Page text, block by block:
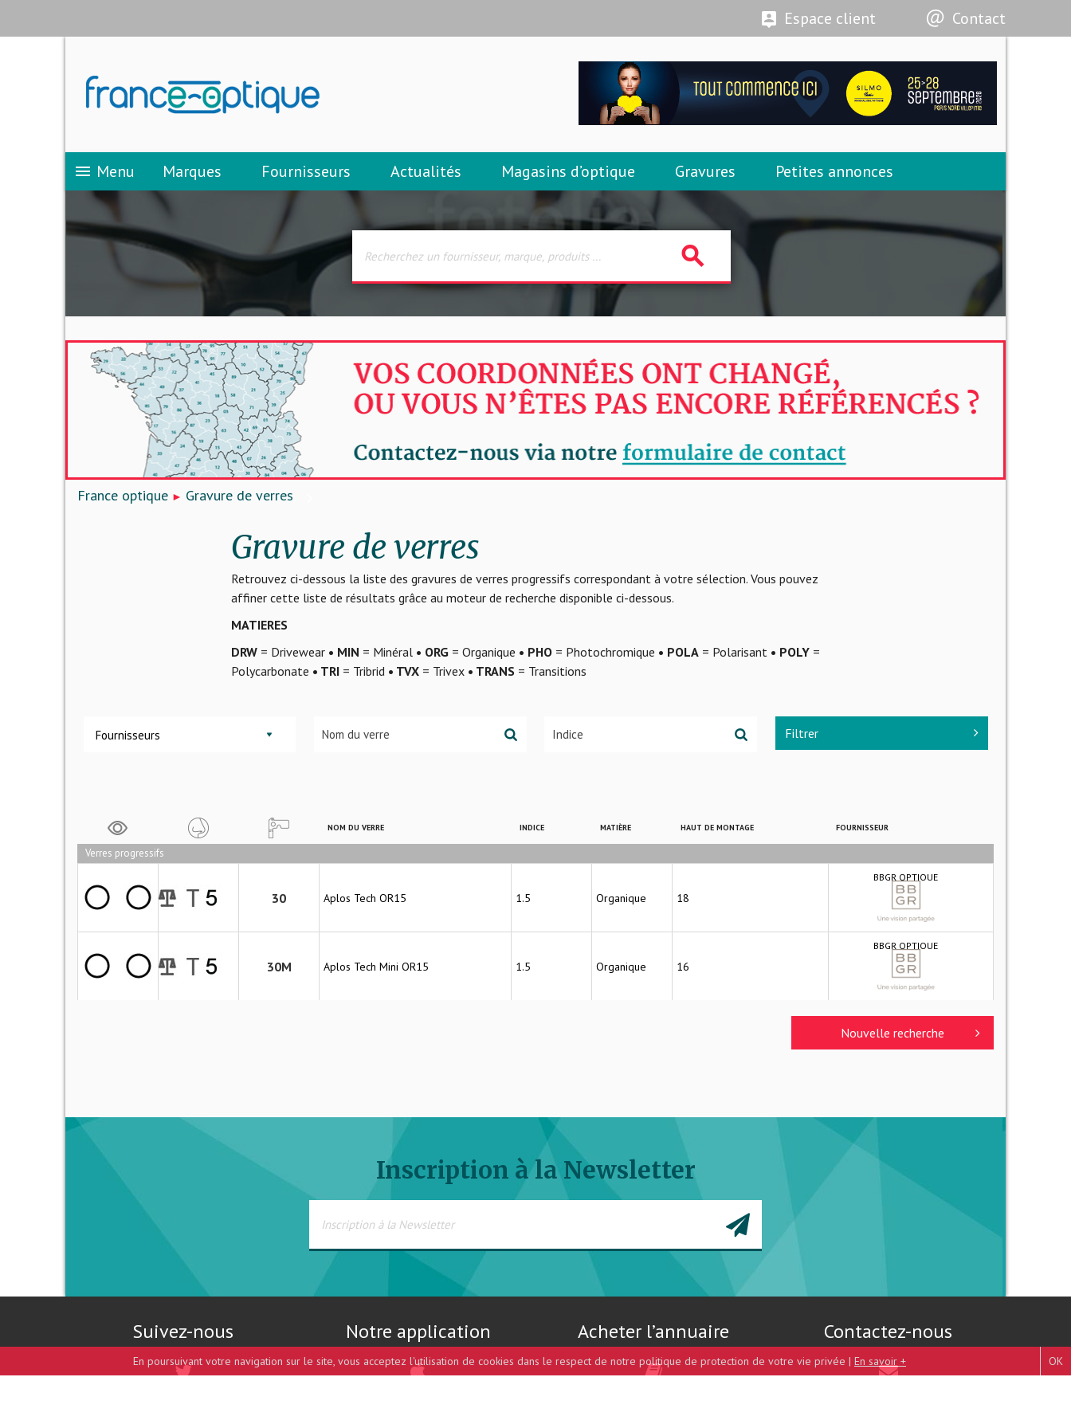
Espace client Contact
menu Menu Marques Fournisseurs Actualités Magasins d’optique Gravures Petites annonces
search
France optique Gravure de verres
Gravure de verres
Retrouvez ci-dessous la liste des gravures de verres progressifs correspondant à votre sélection. Vous pouvez
affiner cette liste de résultats grâce au moteur de recherche disponible ci-dessous.
MATIERES
DRW= Drivewear • MIN = Minéral • ORG= Organique • PHO= Photochromique • POLA= Polarisant • POLY=
Polycarbonate • TRI= Tribrid • TVX= Trivex • TRANS= Transitions
Fournisseurs Filtrer
NOM DU VERRE INDICE MATIÈRE HAUT DE MONTAGE FOURNISSEUR
Verres progressifs
30 Aplos Tech OR15 1.5 Organique 18
BBGR OPTIQUE
30M Aplos Tech Mini OR15 1.5 Organique 16
BBGR OPTIQUE
Nouvelle recherche
Inscription à la Newsletter
Suivez-nous Notre application Acheter l’annuaire Contactez-nous
En poursuivant votre navigation sur le site, vous acceptez l'utilisation de cookies dans le respect de notre politique de protection de votre vie privée | En savoir + OK